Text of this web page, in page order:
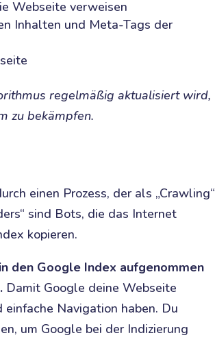
Webseite verweisen
Inhalten und Meta-Tags der
regelmäßig aktualisiert wird,
zu bekämpfen.
einen Prozess, der als „Crawling“
sind Bots, die das Internet
kopieren.
den Google Index aufgenommen
Damit Google deine Webseite
Navigation haben. Du
um Google bei der Indizierung